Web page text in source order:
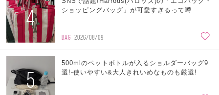
4
ショッピングバッグ」が可愛すぎるって噂
BAG 2026/08/09
5
500mlのペットボトルが入るショルダーバッグ9
選!-使いやすい&大人きれいめなものも厳選!